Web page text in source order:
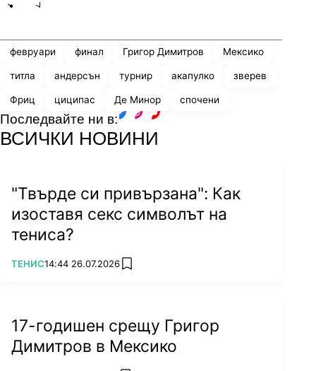
февруари финал Григор Димитров Мексико
титла андерсън турнир акапулко зверев
Фриц циципас Де Минор спочени
Последвайте ни в:
ВСИЧКИ НОВИНИ
"Твърде си привързана": Как
изоставя секс символът на
тениса?
ПОВЕЧЕ ОТ
ТЕНИС14:44 26.07.2026 add favorites
17-годишен срещу Григор
Димитров в Мексико